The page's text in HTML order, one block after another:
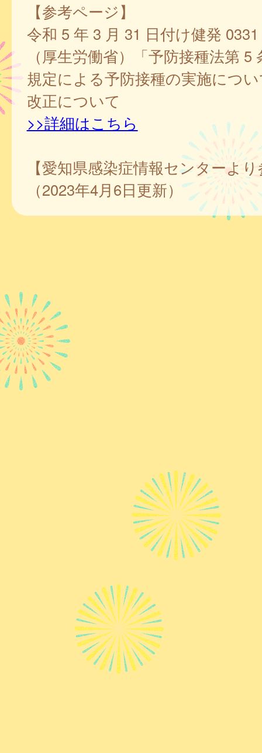
【参考ページ】
令和 5 年 3 月 31 日付け健発
（厚生労働省）「予防接種法第 5
規定による予防接種の実施につ
改正について
>>詳細はこちら
【愛知県感染症情報センターよ
（2023年4月6日更新）